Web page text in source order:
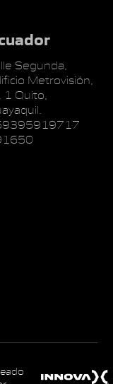
Segunda,
Metrovisión,
1 Quito,